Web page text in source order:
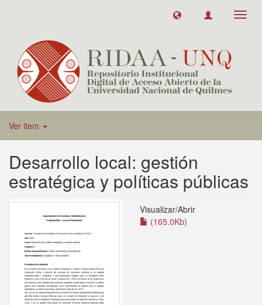
Ver item
Desarrollo local: gestión
estratégica y políticas públicas
Visualizar/Abrir
(165.0Kb)